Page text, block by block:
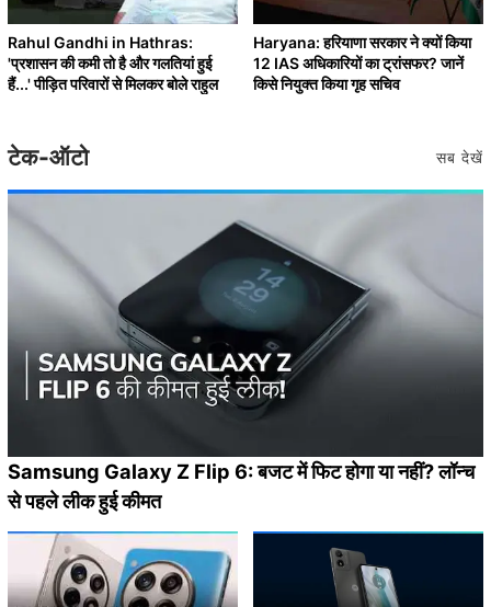
Rahul Gandhi in Hathras:
'प्रशासन की कमी तो है और गलतियां हुई
हैं...' पीड़ित परिवारों से मिलकर बोले राहुल
Haryana: हरियाणा सरकार ने क्यों किया
12 IAS अधिकारियों का ट्रांसफर? जानें
किसे नियुक्त किया गृह सचिव
टेक-ऑटो सब देखें
Samsung Galaxy Z Flip 6: बजट में फिट होगा या नहीं? लॉन्च
से पहले लीक हुई कीमत